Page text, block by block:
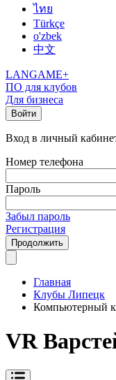
ไทย
Türkçe
o'zbek
中文
LANGAME+
ПО для клубов
Для бизнеса
Войти
Вход в личный
Номер телефона
Пароль
Забыл пароль
Регистрация
Продолжить
Главная
Клубы Липецк
Компьютерный
VR